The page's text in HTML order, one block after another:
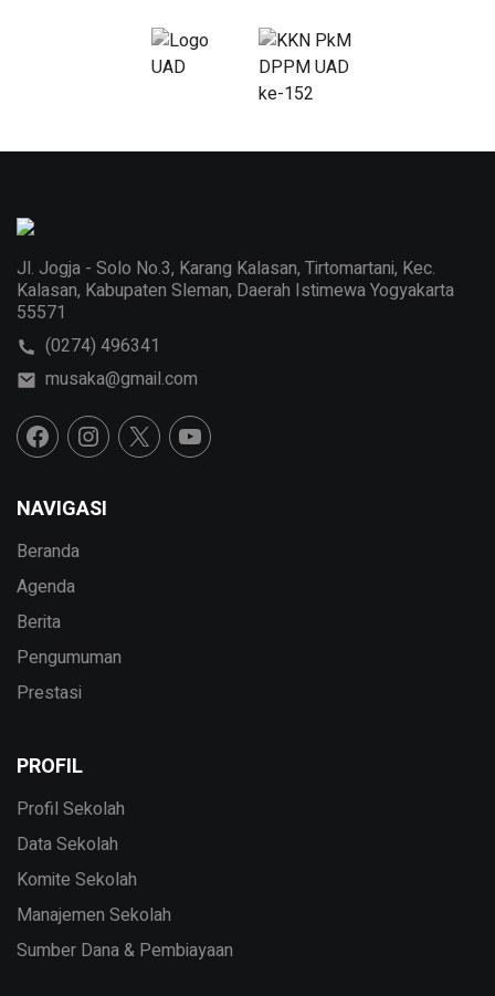
Jl. Jogja - Solo No.3, Karang Kalasan, Tirtomartani, Kec.
Kalasan, Kabupaten Sleman, Daerah Istimewa Yogyakarta
55571
(0274) 496341
musaka@gmail.com
NAVIGASI
Beranda
Agenda
Berita
Pengumuman
Prestasi
PROFIL
Profil Sekolah
Data Sekolah
Komite Sekolah
Manajemen Sekolah
Sumber Dana & Pembiayaan